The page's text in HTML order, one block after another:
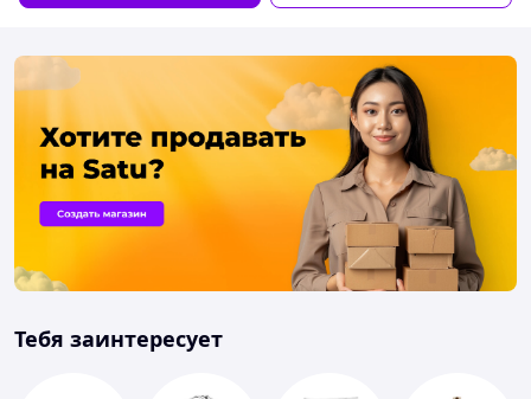
Тебя заинтересует